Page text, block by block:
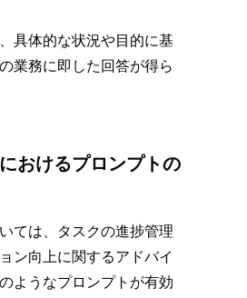
具体的な状況や目的に基
業務に即した回答が得ら
おけるプロンプトの
ては、タスクの進捗管理
ン向上に関するアドバイ
ようなプロンプトが有効